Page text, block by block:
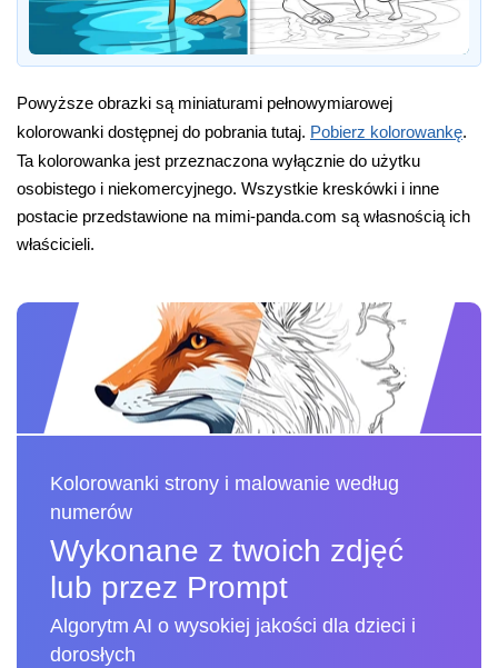
Powyższe obrazki są miniaturami pełnowymiarowej
kolorowanki dostępnej do pobrania tutaj. Pobierz kolorowankę.
Ta kolorowanka jest przeznaczona wyłącznie do użytku
osobistego i niekomercyjnego. Wszystkie kreskówki i inne
postacie przedstawione na mimi-panda.com są własnością ich
właścicieli.
Kolorowanki strony i malowanie według
numerów
Wykonane z twoich zdjęć
lub przez Prompt
Algorytm AI o wysokiej jakości dla dzieci i
dorosłych